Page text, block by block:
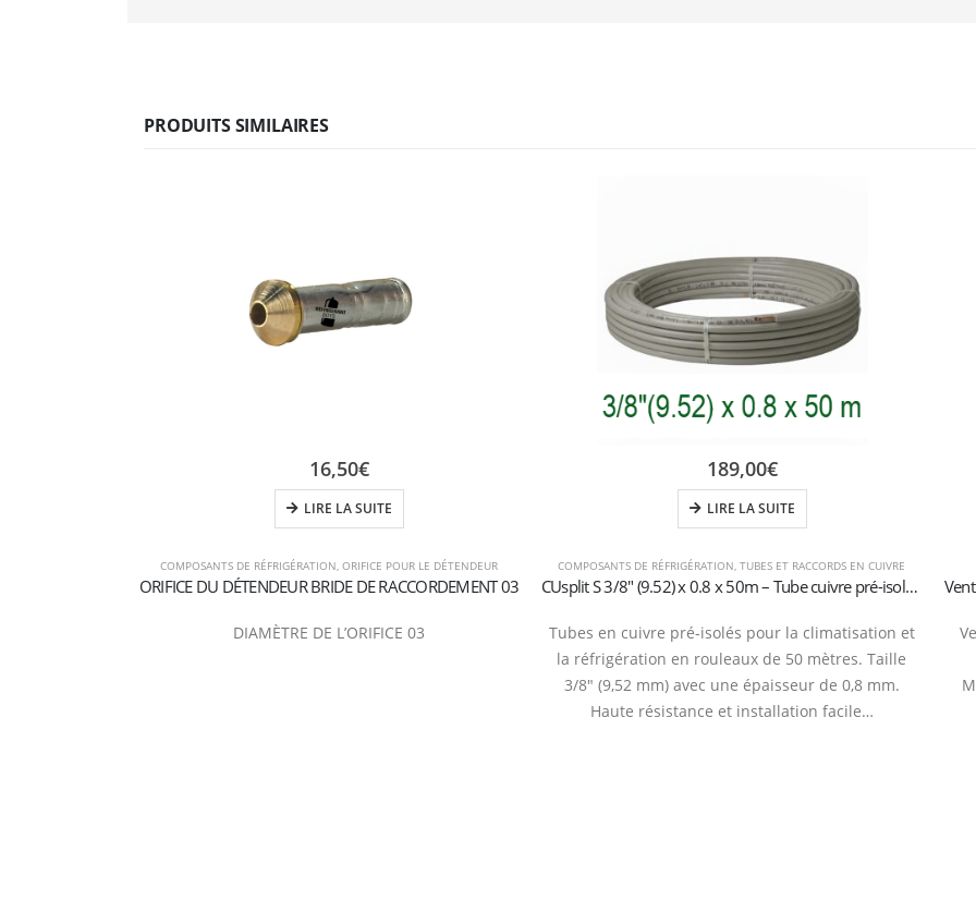
PRODUITS SIMILAIRES
COMPOSANTS DE RÉFRIGÉRATION ORIFICE POUR LE DÉTENDEUR
ORIFICE DU DÉTENDEUR BRIDE DE RACCORDEMENT 03
DIAMÈTRE DE L’ORIFICE 03
16,50€
LIRE LA SUITE
COMPOSANTS DE RÉFRIGÉRATION ,TUBES ET RACCORDS EN CUIVRE
CUsplit S 3/8″ (9.52) x 0.8 x 50m – Tube cuivre pré-isolé en rouleau
Tubes en cuivre pré-isolés pour la climatisation et
la réfrigération en rouleaux de 50 mètres. Taille
3/8″ (9,52 mm) avec une épaisseur de 0,8 mm.
Haute résistance et installation facile…
189,00€
LIRE LA SUITE